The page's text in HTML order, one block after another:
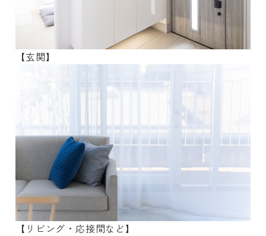
【玄関】
【リビング・応接間など】